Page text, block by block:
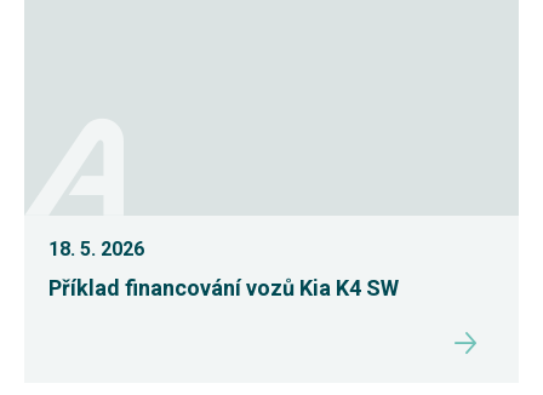
18. 5. 2026
Příklad financování vozů Kia K4 SW